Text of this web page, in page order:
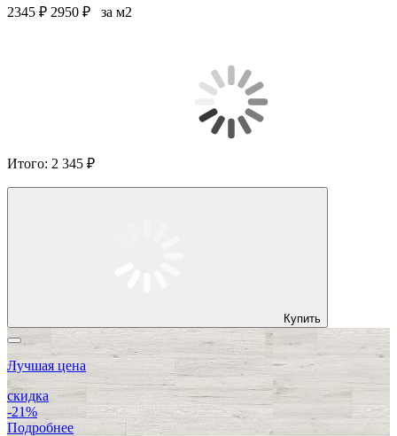
2345 ₽ 2950 ₽ за м2
Итого: 2 345 ₽
Купить
Лучшая цена
скидка
-21%
Подробнее